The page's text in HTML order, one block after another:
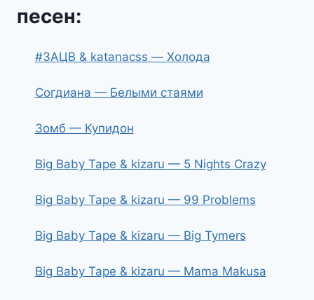
песен:
#ЗАЦВ & katanacss — Холода
Согдиана — Белыми стаями
Зомб — Купидон
Big Baby Tape & kizaru — 5 Nights Crazy
Big Baby Tape & kizaru — 99 Problems
Big Baby Tape & kizaru — Big Tymers
Big Baby Tape & kizaru — Mama Makusa